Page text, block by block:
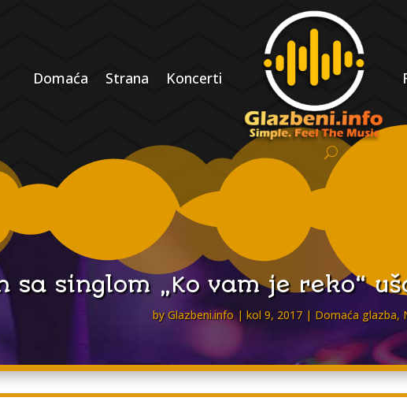
Domaća Strana Koncerti
sa singlom „Ko vam je reko“
byGlazbeni.info kol 9, 2017 Domaća glazba,